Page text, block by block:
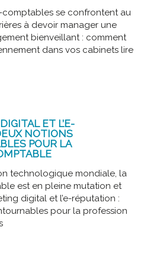
comptables se confrontent au
à devoir manager une
bienveillant : comment
dans vos cabinets lire
ET L’E-
NOTIONS
POUR LA
technologique mondiale, la
est en pleine mutation et
digital et l’e-réputation :
pour la profession